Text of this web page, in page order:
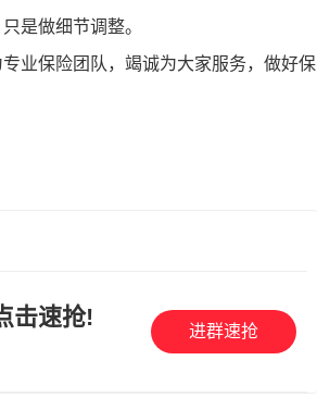
是做细节调整。
业保险团队，竭诚为大家服务，做好保
击速抢!
进群速抢